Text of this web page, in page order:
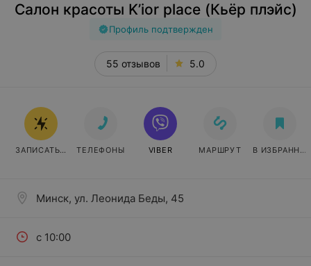
Салон красоты K’ior place (Кьёр плэйс)
Профиль подтвержден
55 отзывов 5.0
Минск, ул. Леонида Беды, 45
с 10:00
ЗАПИСАТЬСЯ ТЕЛЕФОНЫ VIBER МАРШРУТ В ИЗБРАННОЕ